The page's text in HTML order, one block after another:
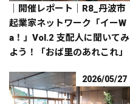
｜開催レポート｜R8_丹波市
起業家ネットワーク「イーW
a！」Vol.2 支配人に聞いてみ
よう！「おば里のあれこれ」
2026/05/27